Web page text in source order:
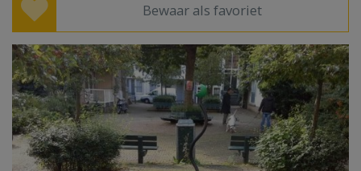
Bewaar als favoriet